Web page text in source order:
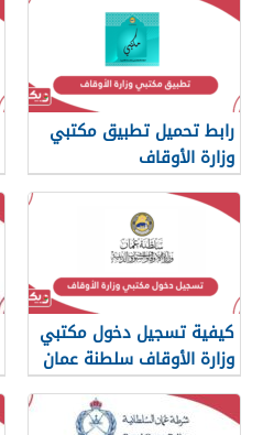
رابط تحميل تطبيق مكتبي
وزارة الأوقاف
كيفية تسجيل دخول مكتبي
وزارة الأوقاف سلطنة عمان